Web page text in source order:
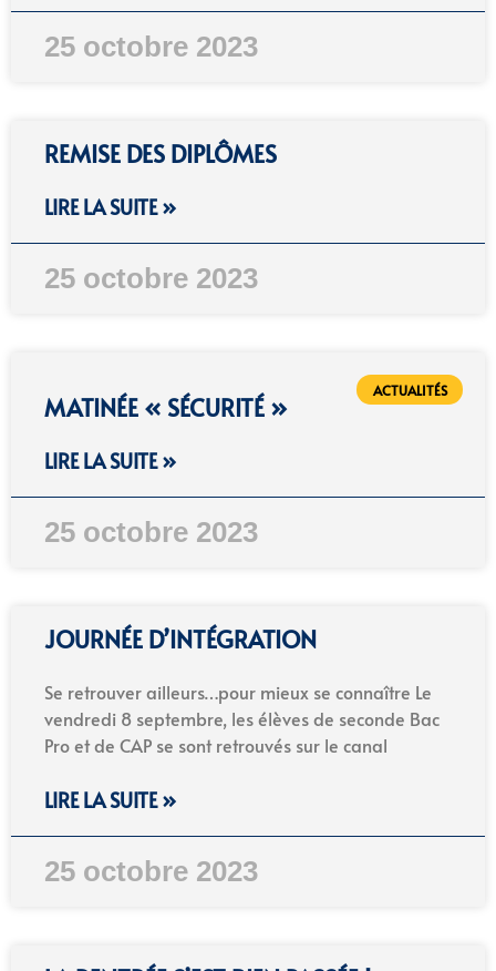
25 octobre 2023
REMISE DES DIPLÔMES
LIRE LA SUITE »
25 octobre 2023
ACTUALITÉS
MATINÉE « SÉCURITÉ »
LIRE LA SUITE »
25 octobre 2023
JOURNÉE D’INTÉGRATION
Se retrouver ailleurs…pour mieux se connaître Le
vendredi 8 septembre, les élèves de seconde Bac
Pro et de CAP se sont retrouvés sur le canal
LIRE LA SUITE »
25 octobre 2023